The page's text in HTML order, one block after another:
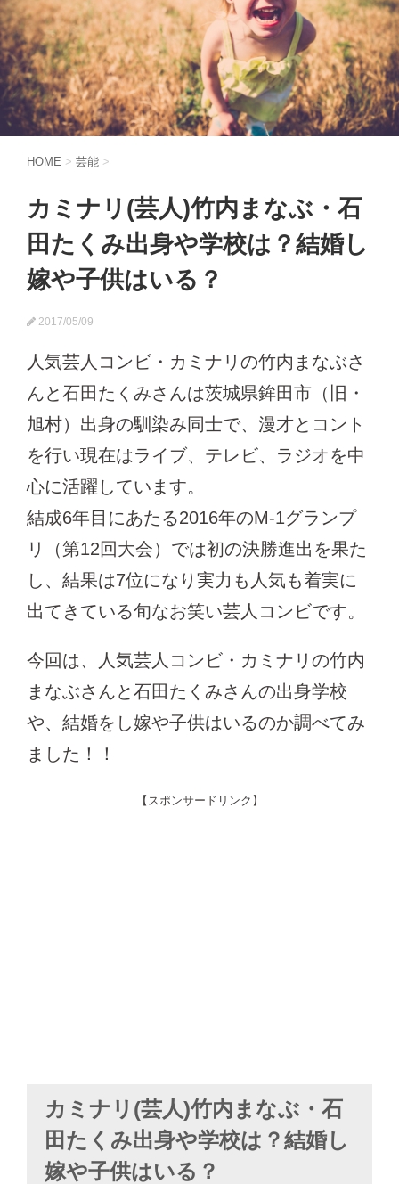
HOME > 芸能 >
カミナリ(芸人)竹内まなぶ・石
田たくみ出身や学校は？結婚し
嫁や子供はいる？
2017/05/09
人気芸人コンビ・カミナリの竹内まなぶさ
んと石田たくみさんは茨城県鉾田市（旧・
旭村）出身の馴染み同士で、漫才とコント
を行い現在はライブ、テレビ、ラジオを中
心に活躍しています。
結成6年目にあたる2016年のM-1グランプ
リ（第12回大会）では初の決勝進出を果た
し、結果は7位になり実力も人気も着実に
出てきている旬なお笑い芸人コンビです。
今回は、人気芸人コンビ・カミナリの竹内
まなぶさんと石田たくみさんの出身学校
や、結婚をし嫁や子供はいるのか調べてみ
ました！！
【スポンサードリンク】
カミナリ(芸人)竹内まなぶ・石
田たくみ出身や学校は？結婚し
嫁や子供はいる？